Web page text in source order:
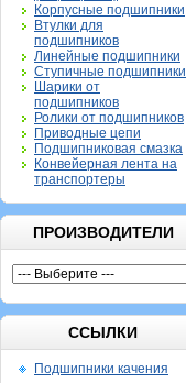
Корпусные подшипники
Втулки для
подшипников
Линейные подшипники
Ступичные подшипники
Шарики от
подшипников
Ролики от подшипников
Приводные цепи
Подшипниковая смазка
Конвейерная лента на
транспортеры
ПРОИЗВОДИТЕЛИ
ССЫЛКИ
Подшипники качения